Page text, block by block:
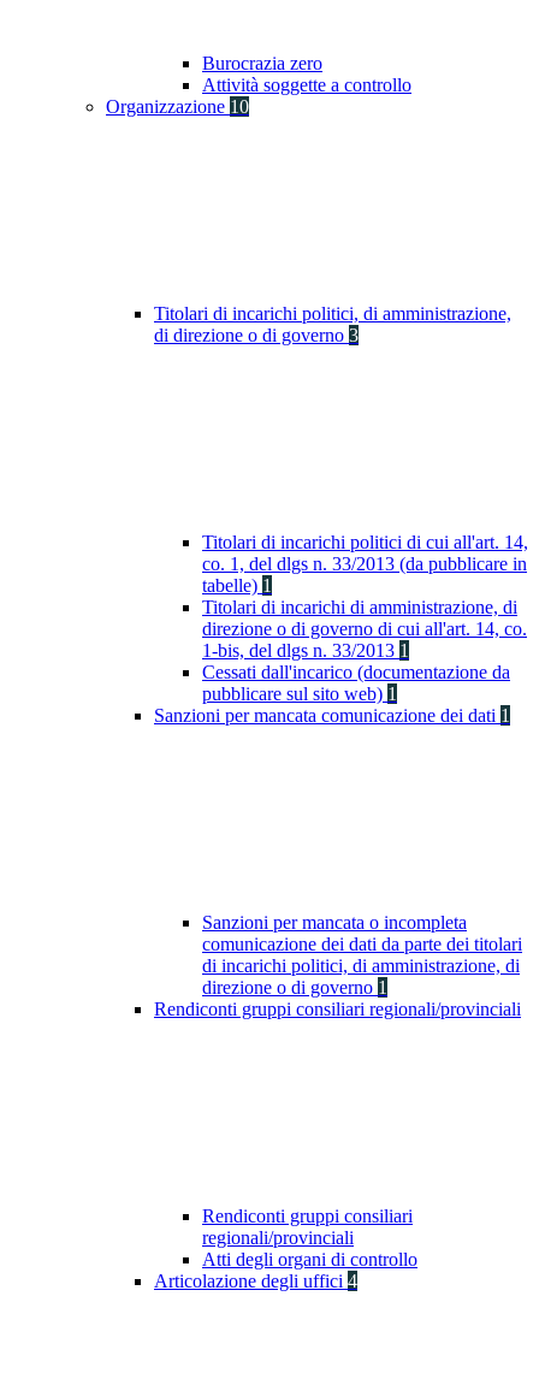
Burocrazia zero
Attività soggette a controllo
Organizzazione 10
Titolari di incarichi politici, di amministrazione,
di direzione o di governo 3
Titolari di incarichi politici di cui all'art. 14,
co. 1, del dlgs n. 33/2013 (da pubblicare in
tabelle) 1
Titolari di incarichi di amministrazione, di
direzione o di governo di cui all'art. 14, co.
1-bis, del dlgs n. 33/2013 1
Cessati dall'incarico (documentazione da
pubblicare sul sito web) 1
Sanzioni per mancata comunicazione dei dati 1
Sanzioni per mancata o incompleta
comunicazione dei dati da parte dei titolari
di incarichi politici, di amministrazione, di
direzione o di governo 1
Rendiconti gruppi consiliari regionali/provinciali
Rendiconti gruppi consiliari
regionali/provinciali
Atti degli organi di controllo
Articolazione degli uffici 4